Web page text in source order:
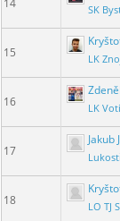
14 SK
15 LK
16 LK
17
Jakub
18 LO TJ